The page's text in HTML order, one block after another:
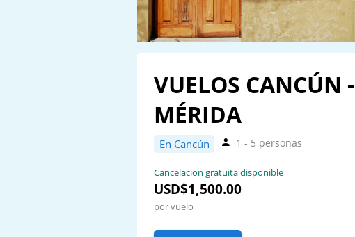
VUELOS CANCÚN -
MÉRIDA
En Cancún 1 - 5 personas
Cancelacion gratuita disponible
USD$1,500.00
por vuelo